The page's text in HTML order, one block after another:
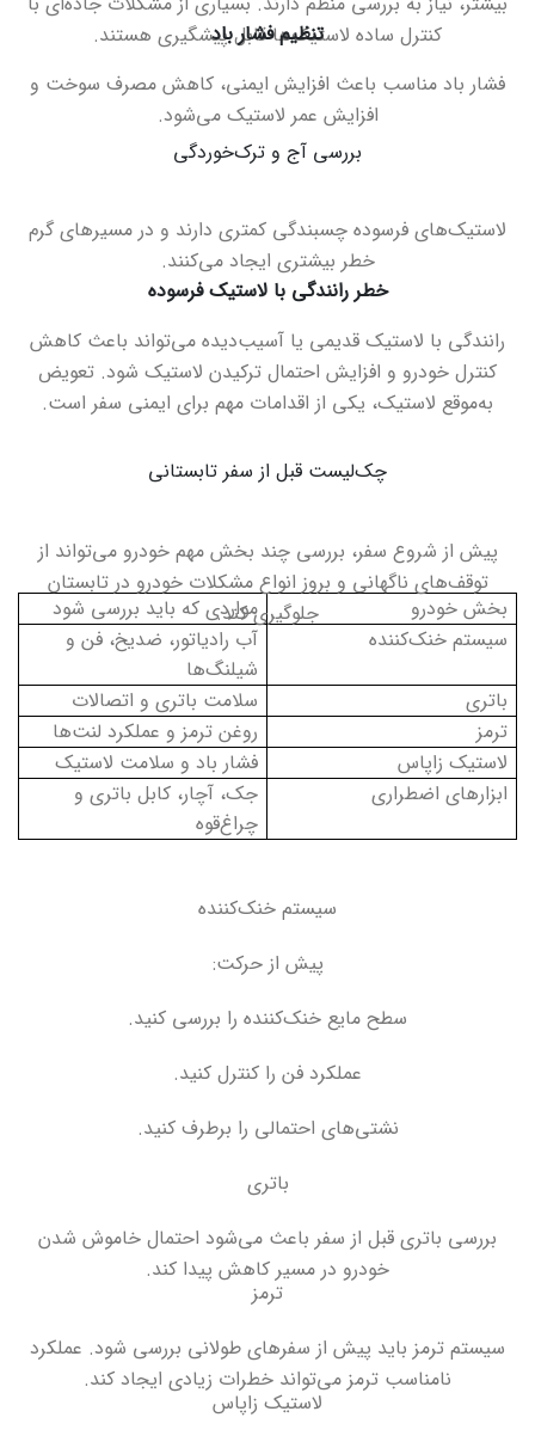
کنترل ساده لاستیک‌ها قابل پیشگیری هستند.
تنظیم فشار باد
فشار باد مناسب باعث افزایش ایمنی، کاهش مصرف سوخت و
افزایش عمر لاستیک می‌شود.
بررسی آج و ترک‌خوردگی
لاستیک‌های فرسوده چسبندگی کمتری دارند و در مسیرهای گرم
خطر بیشتری ایجاد می‌کنند.
خطر رانندگی با لاستیک فرسوده
رانندگی با لاستیک قدیمی یا آسیب‌دیده می‌تواند باعث کاهش
کنترل خودرو و افزایش احتمال ترکیدن لاستیک شود. تعویض
به‌موقع لاستیک، یکی از اقدامات مهم برای ایمنی سفر است.
چک‌لیست قبل از سفر تابستانی
پیش از شروع سفر، بررسی چند بخش مهم خودرو می‌تواند از
توقف‌های ناگهانی و بروز انواع مشکلات خودرو در تابستان
جلوگیری کند. بخش خودرو
مواردی که باید بررسی شود
سیستم خنک‌کننده
آب رادیاتور، ضدیخ، فن و
شیلنگ‌ها
باتری
سلامت باتری و اتصالات
ترمز
روغن ترمز و عملکرد لنت‌ها
لاستیک زاپاس
فشار باد و سلامت لاستیک
ابزارهای اضطراری
جک، آچار، کابل باتری و
چراغ‌قوه
سیستم خنک‌کننده
پیش از حرکت:
سطح مایع خنک‌کننده را بررسی کنید.
عملکرد فن را کنترل کنید.
نشتی‌های احتمالی را برطرف کنید.
باتری
بررسی باتری قبل از سفر باعث می‌شود احتمال خاموش شدن
خودرو در مسیر کاهش پیدا کند.
ترمز
سیستم ترمز باید پیش از سفرهای طولانی بررسی شود. عملکرد
نامناسب ترمز می‌تواند خطرات زیادی ایجاد کند.
لاستیک زاپاس